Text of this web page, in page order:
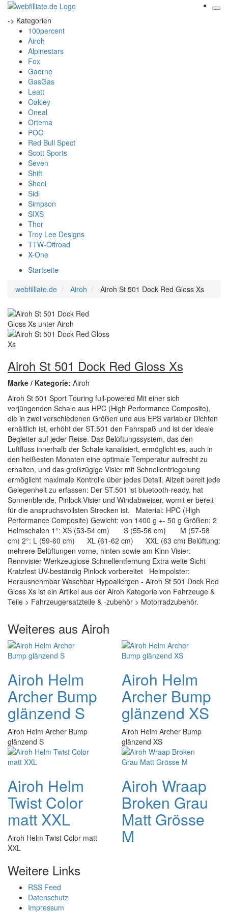
-> Kategorien
100percent
Airoh
Alpinestars
Fox
Gaerne
GasGas
Leatt
Oakley
Oneal
Ortema
POC
Red Bull Spect
Scott Sports
Seven
Shift
Shoei
Sidi
Simpson
SIXS
Thor
Troy Lee Designs
TTW-Offroad
X-One
Startseite
webfilliate.de
Airoh Airoh St 501 Dock Red Gloss Xs
Airoh St 501 Dock Red Gloss Xs
Marke / Kategorie: Airoh
Airoh St 501 Sport Touring full-powered Mit einer sich
verjüngenden Schale aus HPC (High Performance Composite),
die in zwei verschiedenen Größen und aus EPS variabler Dichten
erhältlich ist, erhöht der ST.501 den Fahrspaß und ist der ideale
Begleiter auf jeder Reise. Das Belüftungssystem, das den
Luftfluss innerhalb der Schale kanalisiert, ermöglicht es, auch in
den heißesten Monaten eine optimale Temperatur aufrecht zu
erhalten, und das großzügige Visier mit Schnellentriegelung
ermöglicht maximale Kontrolle über jedes Detail. Allzeit bereit jede
Gelegenheit zu erfassen: Der ST.501 ist bluetooth-ready, hat
Sonnenblende, Pinlock-Visier und Windabweiser, womit er bereit
für die anspruchsvollsten Strecken ist. Material: HPC (High
Performance Composite) Gewicht: von 1400 g +- 50 g Größen: 2
Helmschalen 1°: XS (53-54 cm) S (55-56 cm) M (57-58
cm) 2°: L (59-60 cm) XL (61-62 cm) XXL (63 cm) Belüftung:
mehrere Belüftungen vorne, hinten sowie am Kinn Visier:
Rennvisier Werkzeuglose Schnellentfernung Extra weite Sicht
Kratzfest UV-beständig Pinlock vorbereitet Helmpolster:
Herausnehmbar Waschbar Hypoallergen - Airoh St 501 Dock Red
Gloss Xs ist ein Artikel aus der Airoh Kategorie von Fahrzeuge &
Teile > Fahrzeugersatzteile & -zubehör > Motorradzubehör.
Weiteres aus Airoh
Airoh Helm
Archer Bump
glänzend S
Airoh Helm Archer Bump
glänzend S
Airoh Helm
Archer Bump
glänzend XS
Airoh Helm Archer Bump
glänzend XS
Airoh Helm
Twist Color
matt XXL
Airoh Helm Twist Color matt
XXL
Airoh Wraap
Broken Grau
Matt Grösse
M
Weitere Links
RSS Feed
Datenschutz
Impressum